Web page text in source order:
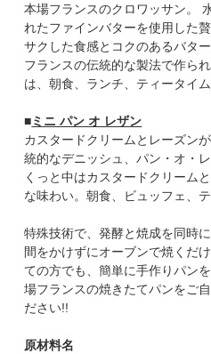
本場フランスのクロワッサン。
れたファインバターを使用した
サクした食感とコクのあるバタ
フランスの伝統的な製法で作ら
は、朝食、ランチ、ティータイ
■ミニ パン オ レザン
カスタードクリームとレーズン
統的なデニッシュ、パン・オ・
くっと中はカスタードクリーム
な味わい。朝食、ビュッフェ、
特殊技術で、発酵と焼成を同時
間をかけずにオーブンで焼くだ
ての方でも、簡単に手作りパン
場フランスの焼きたてパンをご
ださい!!
原材料名